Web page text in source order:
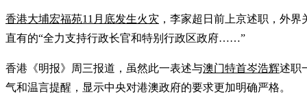
香港大埔宏福苑11月底发生火灾 ，李家超日前上京述职，外
直有的“全力支持行政长官和特别行政区政府……”
香港《明报》周三报道，虽然此一表述与澳门特首岑浩辉述职
气和温言提醒，显示中央对港澳政府的要求更加明确严格。